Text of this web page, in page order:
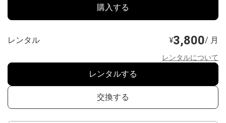
購入する
レンタル ¥3,800/ 月
レンタルについて
レンタルする
交換する